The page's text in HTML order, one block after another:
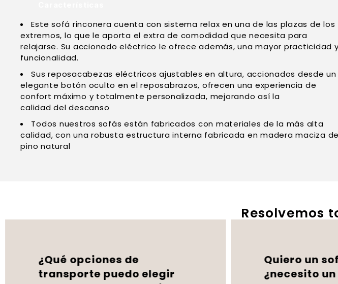
Este sofá rinconera cuenta con sistema relax en una de las plazas de los
extremos, lo que le aporta el extra de comodidad que necesita para
relajarse. Su accionado eléctrico le ofrece además, una mayor practicidad y
funcionalidad.
Sus reposacabezas eléctricos ajustables en altura, accionados desde un
elegante botón oculto en el reposabrazos, ofrecen una experiencia de
confort máximo y totalmente personalizada, mejorando así la
calidad del descanso
Todos nuestros sofás están fabricados con materiales de la más alta
calidad, con una robusta estructura interna fabricada en madera maciza de
pino natural
Resolvemos
¿Qué opciones de
transporte puedo elegir
Quiero un
¿necesito